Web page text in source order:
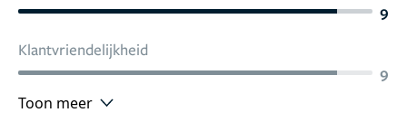
9
Klantvriendelijkheid
9
Toon meer